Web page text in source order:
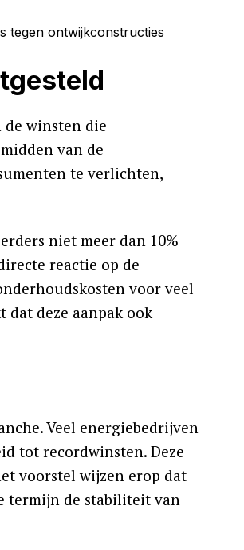
de winsten die
van de
te verlichten,
niet meer dan 10%
reactie op de
voor veel
dat deze aanpak ook
Veel energiebedrijven
tot recordwinsten. Deze
voorstel wijzen erop dat
termijn de stabiliteit van